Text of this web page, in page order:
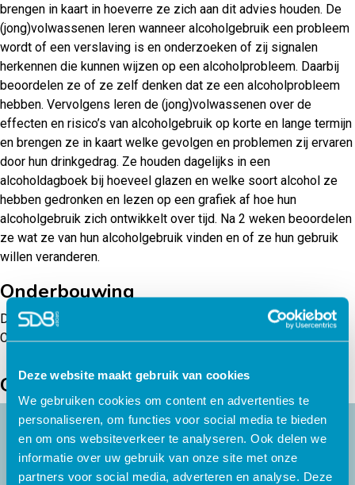
Deze website maakt gebruik van cookies
We gebruiken cookies om content en advertenties te
personaliseren, om functies voor social media te bieden
en om ons websiteverkeer te analyseren. Ook delen we
informatie over uw gebruik van onze site met onze
partners voor social media, adverteren en analyse. Deze
brengen in kaart in hoeverre ze zich aan dit advies houden. De
(jong)volwassenen leren wanneer alcoholgebruik een probleem
wordt of een verslaving is en onderzoeken of zij signalen
herkennen die kunnen wijzen op een alcoholprobleem. Daarbij
beoordelen ze of ze zelf denken dat ze een alcoholprobleem
hebben. Vervolgens leren de (jong)volwassenen over de
effecten en risico’s van alcoholgebruik op korte en lange termijn
en brengen ze in kaart welke gevolgen en problemen zij ervaren
door hun drinkgedrag. Ze houden dagelijks in een
alcoholdagboek bij hoeveel glazen en welke soort alcohol ze
hebben gedronken en lezen op een grafiek af hoe hun
alcoholgebruik zich ontwikkelt over tijd. Na 2 weken beoordelen
ze wat ze van hun alcoholgebruik vinden en of ze hun gebruik
willen veranderen.
Onderbouwing
Deze pyscho-educatiemodule is ontwikkeld door het Karify
Contentteam in samenwerking met zorgprofessionals.
Gerelateerde producten